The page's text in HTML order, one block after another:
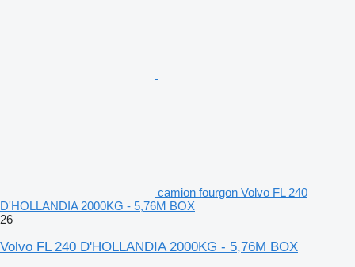
camion fourgon Volvo FL 240
D'HOLLANDIA 2000KG - 5,76M BOX
26
Volvo FL 240 D'HOLLANDIA 2000KG - 5,76M BOX